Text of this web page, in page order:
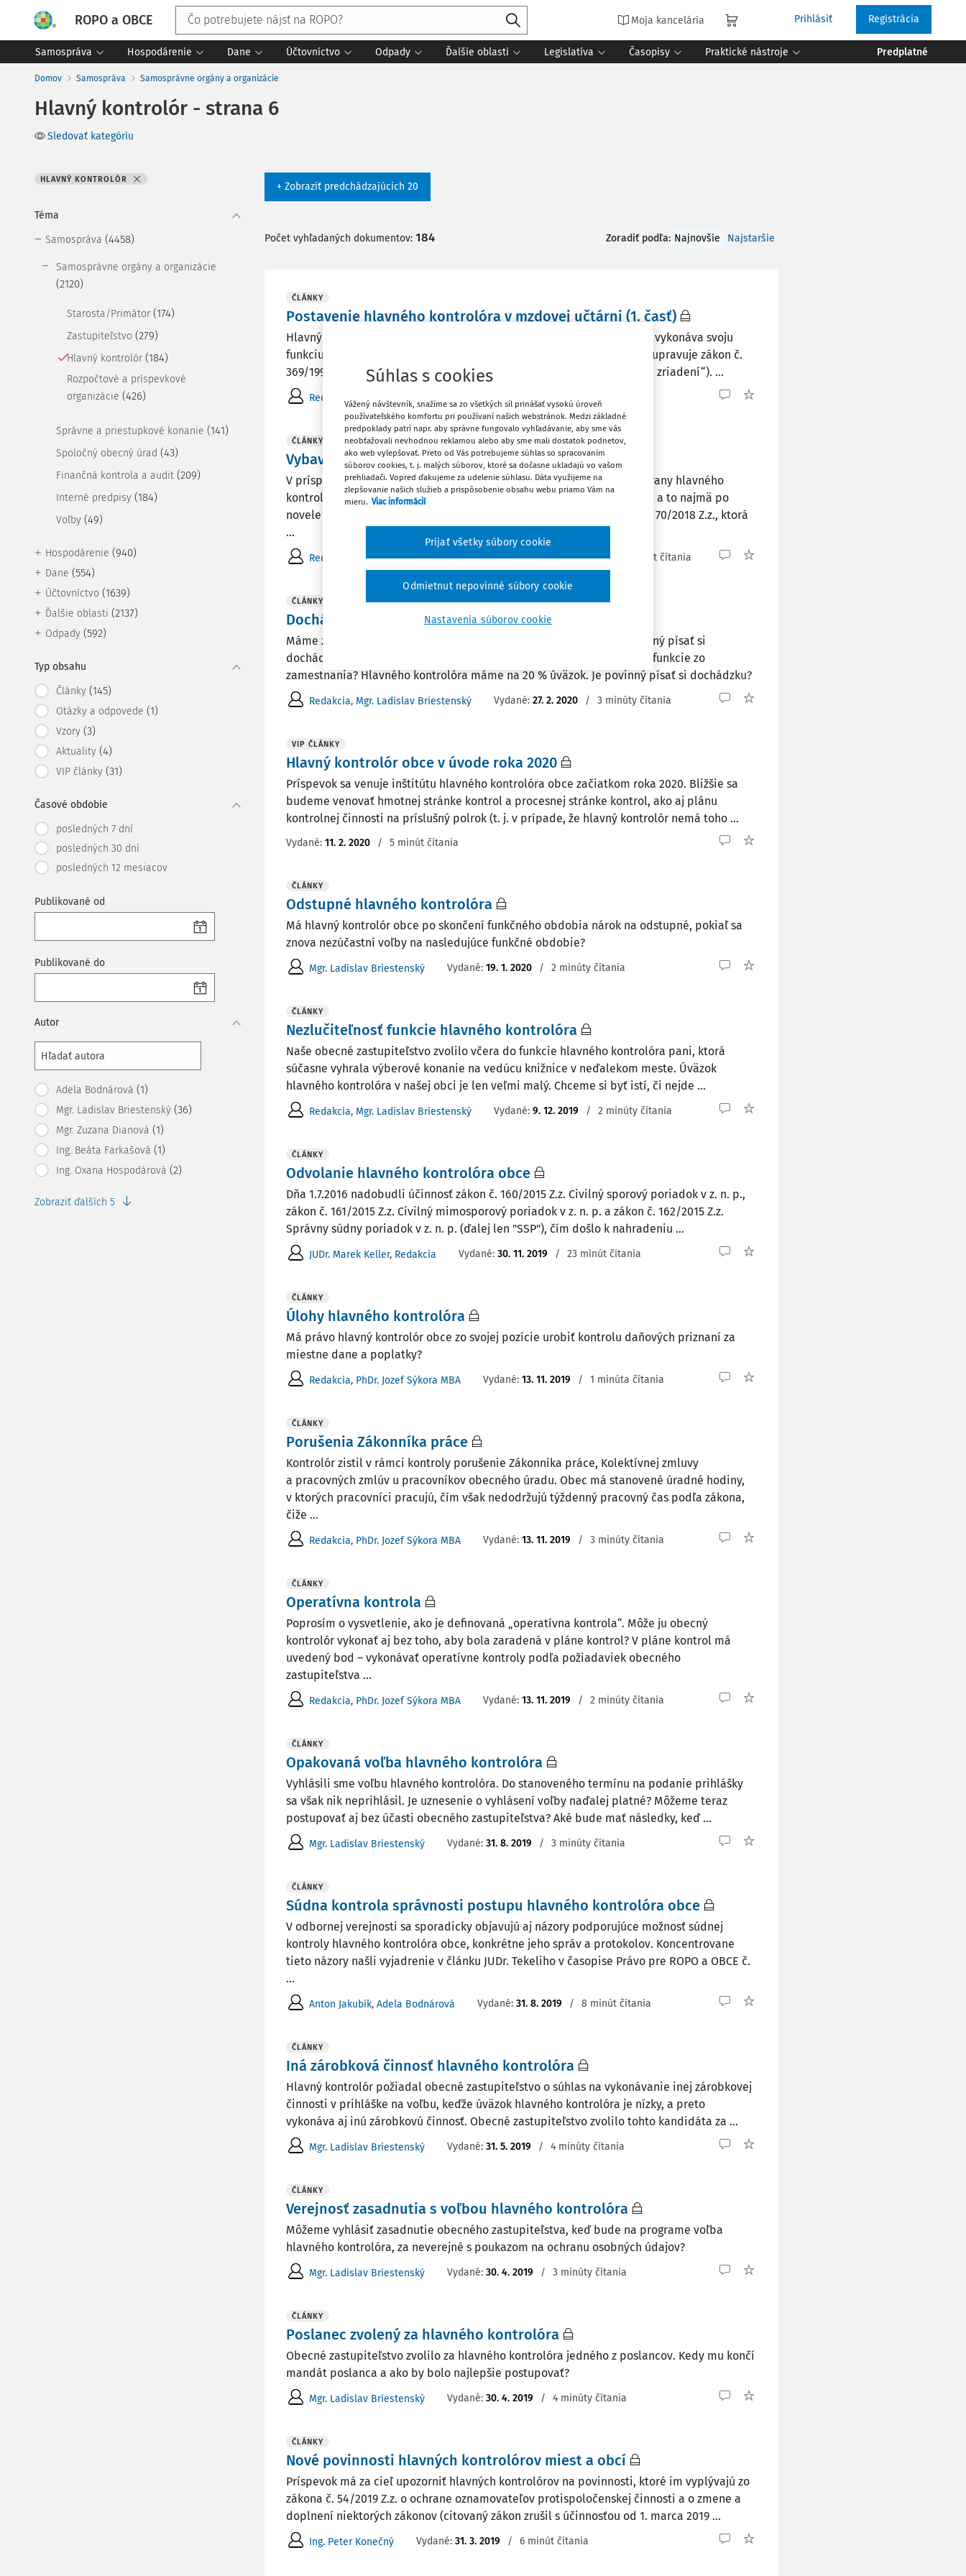
ROPO a OBCE Moja kancelária Prihlásiť Registrácia
Samospráva Hospodárenie Dane Účtovníctvo Odpady Ďalšie oblasti Legislatíva Časopisy Praktické nástroje Predplatné
Domov Samospráva Samosprávne orgány a organizácie
Hlavný kontrolór - strana 6
Sledovať kategóriu
HLAVNÝ KONTROLÓR
Téma
Samospráva (4458)
Samosprávne orgány a organizácie
(2120)
Starosta/Primátor (174)
Zastupiteľstvo (279)
Hlavný kontrolór (184)
Rozpočtové a príspevkové
organizácie (426)
Správne a priestupkové konanie (141)
Spoločný obecný úrad (43)
Finančná kontrola a audit (209)
Interné predpisy (184)
Voľby (49)
Hospodárenie (940)
Dane (554)
Účtovníctvo (1639)
Ďalšie oblasti (2137)
Odpady (592)
Typ obsahu
Články (145)
Otázky a odpovede (1)
Vzory (3)
Aktuality (4)
VIP články (31)
Časové obdobie
posledných 7 dní
posledných 30 dní
posledných 12 mesiacov
Publikované od
Publikované do
Autor
Adela Bodnárová (1)
Mgr. Ladislav Briestenský (36)
Mgr. Zuzana Dianová (1)
Ing. Beáta Farkašová (1)
Ing. Oxana Hospodárová (2)
Zobraziť ďalších 5
+ Zobraziť predchádzajúcich 20
Počet vyhľadaných dokumentov: 184 Zoradiť podľa: Najnovšie Najstaršie
ČLÁNKY
Postavenie hlavného kontrolóra v mzdovej učtárni (1. časť)
Hlavný kontrolór obce, ktorého volí a odvoláva obecné zastupiteľstvo, vykonáva svoju
funkciu na základe pracovnej zmluvy. Postavenie hlavného kontrolóra upravuje zákon č.
369/1990 Zb. o obecnom zriadení v z. n. p. (ďalej len „zákon o obecnom zriadení“). ...
Redakcia,Ing. Iveta Matlovičová
ČLÁNKY
Vybavovanie sťažností hlavným kontrolórom
V príspevku sa zaoberáme problematikou vybavovania sťažností zo strany hlavného
kontrolóra. V aplikačnej praxi je táto problematika veľmi diskutovaná, a to najmä po
novele zákona č. 369/1990 Zb. o obecnom zriadení v z. n. p. zákonom č. 70/2018 Z.z., ktorá
...
Redakcia Ing. Ingrid Konečná Veverková Vydané:27. 2. 2020 / 11 minút čítania
ČLÁNKY
Dochádzka zástupcu starostu a hlavného kontrolóra
Máme zástupcu starostu odmeňovaného paušálne štvrťročne. Je povinný písať si
dochádzku, keď je živnostník a teda nie je dočasne uvoľnený na výkon funkcie zo
zamestnania? Hlavného kontrolóra máme na 20 % úväzok. Je povinný písať si dochádzku?
Redakcia, Mgr. Ladislav Briestenský Vydané: 27. 2. 2020 / 3 minúty čítania
VIP ČLÁNKY
Hlavný kontrolór obce v úvode roka 2020
Príspevok sa venuje inštitútu hlavného kontrolóra obce začiatkom roka 2020. Bližšie sa
budeme venovať hmotnej stránke kontrol a procesnej stránke kontrol, ako aj plánu
kontrolnej činnosti na príslušný polrok (t. j. v prípade, že hlavný kontrolór nemá toho ...
Vydané: 11. 2. 2020 / 5 minút čítania
ČLÁNKY
Odstupné hlavného kontrolóra
Má hlavný kontrolór obce po skončení funkčného obdobia nárok na odstupné, pokiaľ sa
znova nezúčastní voľby na nasledujúce funkčné obdobie?
Mgr. Ladislav Briestenský Vydané: 19. 1. 2020 / 2 minúty čítania
ČLÁNKY
Nezlučiteľnosť funkcie hlavného kontrolóra
Naše obecné zastupiteľstvo zvolilo včera do funkcie hlavného kontrolóra pani, ktorá
súčasne vyhrala výberové konanie na vedúcu knižnice v neďalekom meste. Úväzok
hlavného kontrolóra v našej obci je len veľmi malý. Chceme si byť istí, či nejde ...
Redakcia, Mgr. Ladislav Briestenský Vydané: 9. 12. 2019 / 2 minúty čítania
ČLÁNKY
Odvolanie hlavného kontrolóra obce
Dňa 1.7.2016 nadobudli účinnosť zákon č. 160/2015 Z.z. Civilný sporový poriadok v z. n. p.,
zákon č. 161/2015 Z.z. Civilný mimosporový poriadok v z. n. p. a zákon č. 162/2015 Z.z.
Správny súdny poriadok v z. n. p. (ďalej len "SSP"), čím došlo k nahradeniu ...
JUDr. Marek Keller, Redakcia Vydané: 30. 11. 2019 / 23 minút čítania
ČLÁNKY
Úlohy hlavného kontrolóra
Má právo hlavný kontrolór obce zo svojej pozície urobiť kontrolu daňových priznaní za
miestne dane a poplatky?
Redakcia, PhDr. Jozef Sýkora MBA Vydané: 13. 11. 2019 / 1 minúta čítania
ČLÁNKY
Porušenia Zákonníka práce
Kontrolór zistil v rámci kontroly porušenie Zákonníka práce, Kolektívnej zmluvy
a pracovných zmlúv u pracovníkov obecného úradu. Obec má stanovené úradné hodiny,
v ktorých pracovníci pracujú, čím však nedodržujú týždenný pracovný čas podľa zákona,
čiže ...
Redakcia, PhDr. Jozef Sýkora MBA Vydané: 13. 11. 2019 / 3 minúty čítania
ČLÁNKY
Operatívna kontrola
Poprosím o vysvetlenie, ako je definovaná „operatívna kontrola“. Môže ju obecný
kontrolór vykonať aj bez toho, aby bola zaradená v pláne kontrol? V pláne kontrol má
uvedený bod – vykonávať operatívne kontroly podľa požiadaviek obecného
zastupiteľstva ...
Redakcia, PhDr. Jozef Sýkora MBA Vydané: 13. 11. 2019 / 2 minúty čítania
ČLÁNKY
Opakovaná voľba hlavného kontrolóra
Vyhlásili sme voľbu hlavného kontrolóra. Do stanoveného termínu na podanie prihlášky
sa však nik neprihlásil. Je uznesenie o vyhlásení voľby naďalej platné? Môžeme teraz
postupovať aj bez účasti obecného zastupiteľstva? Aké bude mať následky, keď ...
Mgr. Ladislav Briestenský Vydané: 31. 8. 2019 / 3 minúty čítania
ČLÁNKY
Súdna kontrola správnosti postupu hlavného kontrolóra obce
V odbornej verejnosti sa sporadicky objavujú aj názory podporujúce možnosť súdnej
kontroly hlavného kontrolóra obce, konkrétne jeho správ a protokolov. Koncentrovane
tieto názory našli vyjadrenie v článku JUDr. Tekeliho v časopise Právo pre ROPO a OBCE č.
...
Anton Jakubík, Adela Bodnárová Vydané: 31. 8. 2019 / 8 minút čítania
ČLÁNKY
Iná zárobková činnosť hlavného kontrolóra
Hlavný kontrolór požiadal obecné zastupiteľstvo o súhlas na vykonávanie inej zárobkovej
činnosti v prihláške na voľbu, keďže úväzok hlavného kontrolóra je nízky, a preto
vykonáva aj inú zárobkovú činnosť. Obecné zastupiteľstvo zvolilo tohto kandidáta za ...
Mgr. Ladislav Briestenský Vydané: 31. 5. 2019 / 4 minúty čítania
ČLÁNKY
Verejnosť zasadnutia s voľbou hlavného kontrolóra
Môžeme vyhlásiť zasadnutie obecného zastupiteľstva, keď bude na programe voľba
hlavného kontrolóra, za neverejné s poukazom na ochranu osobných údajov?
Mgr. Ladislav Briestenský Vydané: 30. 4. 2019 / 3 minúty čítania
ČLÁNKY
Poslanec zvolený za hlavného kontrolóra
Obecné zastupiteľstvo zvolilo za hlavného kontrolóra jedného z poslancov. Kedy mu končí
mandát poslanca a ako by bolo najlepšie postupovať?
Mgr. Ladislav Briestenský Vydané: 30. 4. 2019 / 4 minúty čítania
ČLÁNKY
Nové povinnosti hlavných kontrolórov miest a obcí
Príspevok má za cieľ upozorniť hlavných kontrolórov na povinnosti, ktoré im vyplývajú zo
zákona č. 54/2019 Z.z. o ochrane oznamovateľov protispoločenskej činnosti a o zmene a
doplnení niektorých zákonov (citovaný zákon zrušil s účinnosťou od 1. marca 2019 ...
Ing. Peter Konečný Vydané: 31. 3. 2019 / 6 minút čítania
Súhlas s cookies
Vážený návštevník, snažíme sa zo všetkých síl prinášať vysokú úroveň
používateľského komfortu pri používaní našich webstránok. Medzi základné
predpoklady patrí napr. aby správne fungovalo vyhľadávanie, aby sme vás
neobťažovali nevhodnou reklamou alebo aby sme mali dostatok podnetov,
ako web vylepšovať. Preto od Vás potrebujeme súhlas so spracovaním
súborov cookies, t. j. malých súborov, ktoré sa dočasne ukladajú vo vašom
prehliadači. Vopred ďakujeme za udelenie súhlasu. Dáta využijeme na
zlepšovanie našich služieb a prispôsobenie obsahu webu priamo Vám na
mieru. Viac informácií
Nastavenia súborov cookie
Odmietnut nepovinné súbory cookie
Prijať všetky súbory cookie